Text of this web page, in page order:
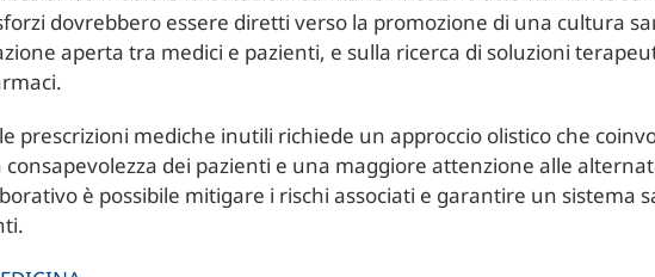
dovrebbero essere diretti verso la promozione di una cultura
aperta tra medici e pazienti, e sulla ricerca di soluzioni
prescrizioni mediche inutili richiede un approccio olistico che
dei pazienti e una maggiore attenzione alle
è possibile mitigare i rischi associati e garantire un sistema